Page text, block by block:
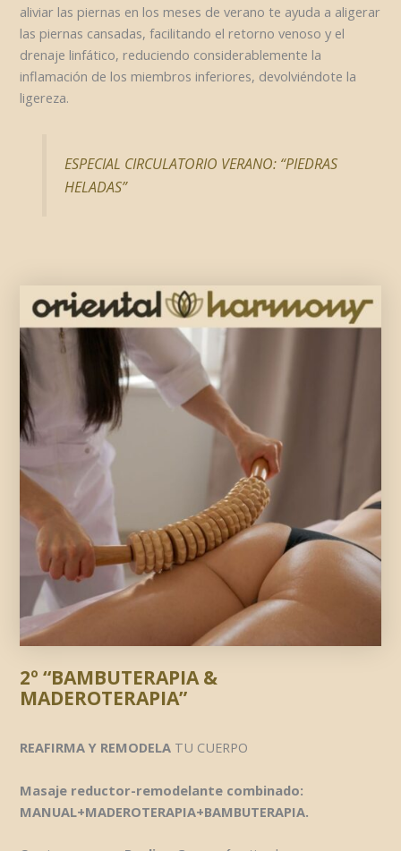
aliviar las piernas en los meses de verano te ayuda a aligerar
las piernas cansadas, facilitando el retorno venoso y el
drenaje linfático, reduciendo considerablemente la
inflamación de los miembros inferiores, devolviéndote la
ligereza.
ESPECIAL CIRCULATORIO VERANO: “PIEDRAS
HELADAS”
2º “BAMBUTERAPIA &
MADEROTERAPIA”
REAFIRMA Y REMODELA TU CUERPO
Masaje reductor-remodelante combinado:
MANUAL+MADEROTERAPIA+BAMBUTERAPIA.